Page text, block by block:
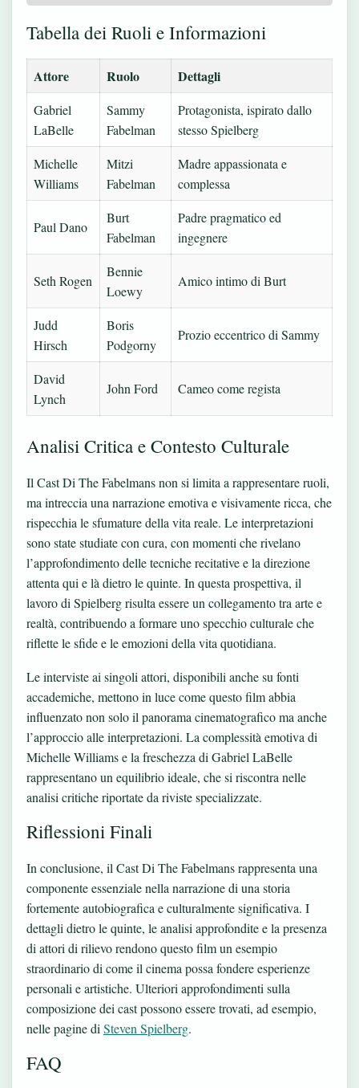
Tabella dei Ruoli e Informazioni
Attore Ruolo Dettagli
Gabriel
LaBelle
Sammy
Fabelman
Protagonista, ispirato dallo
stesso Spielberg
Michelle
Williams
Mitzi
Fabelman
Madre appassionata e
complessa
Paul Dano
Burt
Fabelman
Padre pragmatico ed
ingegnere
Seth Rogen
Bennie
Loewy
Amico intimo di Burt
Judd
Hirsch
Boris
Podgorny
Prozio eccentrico di Sammy
David
Lynch
John Ford Cameo come regista
Analisi Critica e Contesto Culturale
Il Cast Di The Fabelmans non si limita a rappresentare ruoli,
ma intreccia una narrazione emotiva e visivamente ricca, che
rispecchia le sfumature della vita reale. Le interpretazioni
sono state studiate con cura, con momenti che rivelano
l’approfondimento delle tecniche recitative e la direzione
attenta qui e là dietro le quinte. In questa prospettiva, il
lavoro di Spielberg risulta essere un collegamento tra arte e
realtà, contribuendo a formare uno specchio culturale che
riflette le sfide e le emozioni della vita quotidiana.
Le interviste ai singoli attori, disponibili anche su fonti
accademiche, mettono in luce come questo film abbia
influenzato non solo il panorama cinematografico ma anche
l’approccio alle interpretazioni. La complessità emotiva di
Michelle Williams e la freschezza di Gabriel LaBelle
rappresentano un equilibrio ideale, che si riscontra nelle
analisi critiche riportate da riviste specializzate.
Riflessioni Finali
In conclusione, il Cast Di The Fabelmans rappresenta una
componente essenziale nella narrazione di una storia
fortemente autobiografica e culturalmente significativa. I
dettagli dietro le quinte, le analisi approfondite e la presenza
di attori di rilievo rendono questo film un esempio
straordinario di come il cinema possa fondere esperienze
personali e artistiche. Ulteriori approfondimenti sulla
composizione dei cast possono essere trovati, ad esempio,
nelle pagine di Steven Spielberg.
FAQ